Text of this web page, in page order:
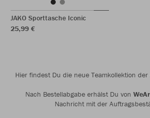
JAKO Sporttasche Iconic
25,99 €
Hier findest Du die neue Teamkollektion der
Nach Bestellabgabe erhälst Du von
Nachricht mit der